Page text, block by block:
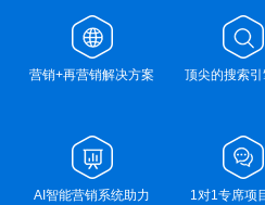
营销+再营销解决方案 顶尖的搜索
AI智能营销系统助力 1对1专席项